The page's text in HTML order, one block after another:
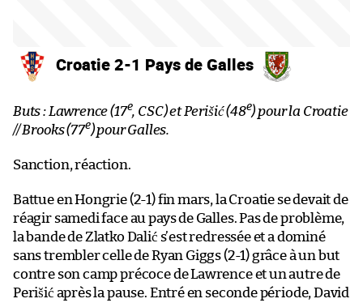
Croatie 2-1 Pays de Galles
Buts : Lawrence (17e, CSC) et Perišić (48e) pour la Croatie
// Brooks (77e) pour Galles.
Sanction, réaction.
Battue en Hongrie (2-1) fin mars, la Croatie se devait de
réagir samedi face au pays de Galles. Pas de problème,
la bande de Zlatko Dalić s’est redressée et a dominé
sans trembler celle de Ryan Giggs (2-1) grâce à un but
contre son camp précoce de Lawrence et un autre de
Perišić après la pause. Entré en seconde période, David